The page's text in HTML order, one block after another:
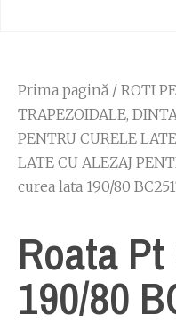
Prima pagină / ROTI
TRAPEZOIDALE,
PENTRU CURELE LATE
LATE CU ALEZAJ
curea lata 190/80
Roata
190/80